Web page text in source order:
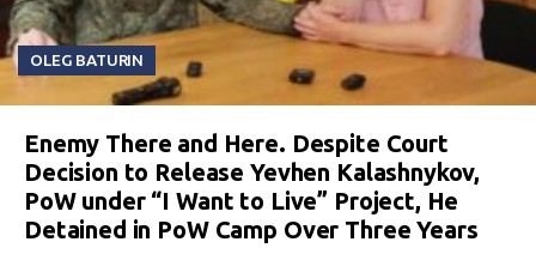
OLEG BATURIN
Enemy There and Here. Despite Court
Decision to Release Yevhen Kalashnykov,
PoW under “I Want to Live” Project, He
Detained in PoW Camp Over Three Years